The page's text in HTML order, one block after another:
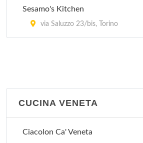
Sesamo's Kitchen
via Saluzzo 23/bis, Torino
CUCINA VENETA
Ciacolon Ca' Veneta